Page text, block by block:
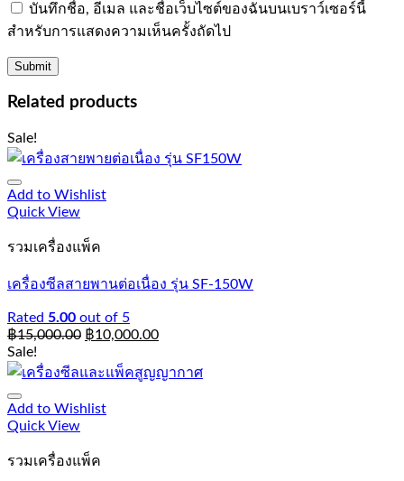
บันทึกชื่อ, อีเมล และชื่อเว็บไซต์ของฉันบนเบราว์เซอร์นี้
สำหรับการแสดงความเห็นครั้งถัดไป
Related products
Sale!
Add to Wishlist
Quick View
รวมเครื่องแพ็ค
เครื่องซีลสายพานต่อเนื่อง รุ่น SF-150W
Rated 5.00 out of 5
฿15,000.00 ฿10,000.00
Sale!
Add to Wishlist
Quick View
รวมเครื่องแพ็ค